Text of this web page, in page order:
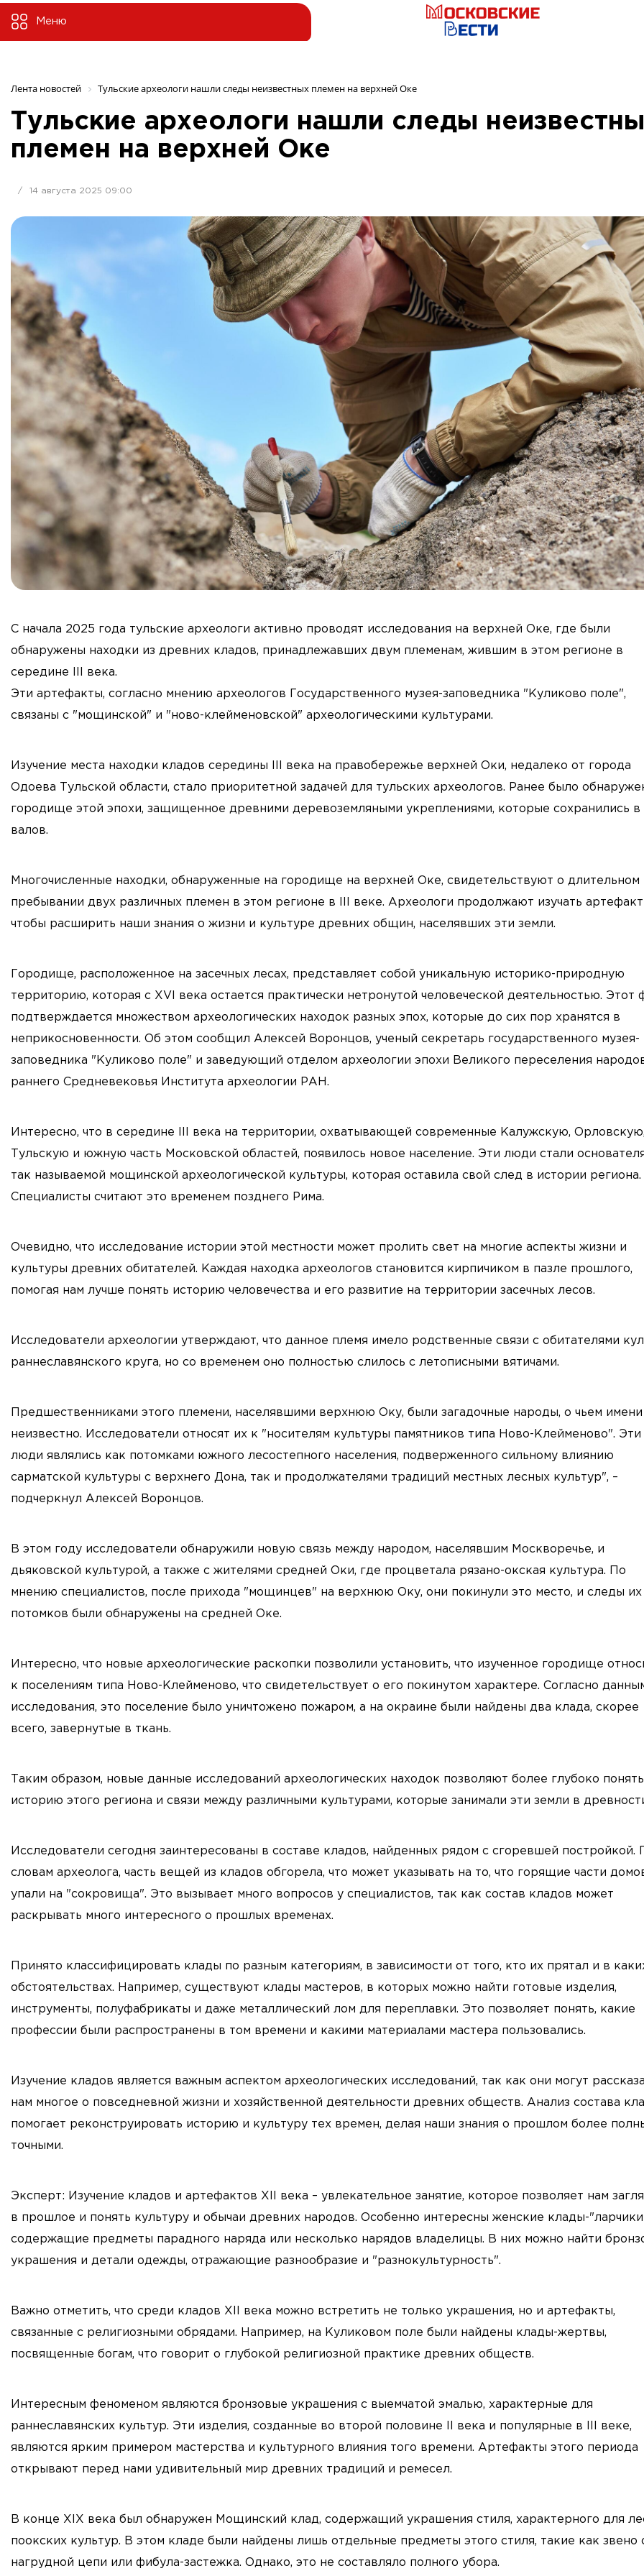
Меню
Лента новостей Тульские археологи нашли следы неизвестных племен на верхней Оке
Тульские археологи нашли следы
племен на верхней Оке
/ 14 августа 2025 09:00
С начала 2025 года тульские археологи активно проводят исследования на верхней Оке, где были
обнаружены находки из древних кладов, принадлежавших двум племенам, жившим в этом регионе в
середине III века.
Эти артефакты, согласно мнению археологов Государственного музея-заповедника "Куликово поле",
связаны с "мощинской" и "ново-клейменовской" археологическими культурами.
Изучение места находки кладов середины III века на правобережье верхней Оки, недалеко от города
Одоева Тульской области, стало приоритетной задачей для тульских археологов. Ранее было
городище этой эпохи, защищенное древними деревоземляными укреплениями, которые сохранились в
валов.
Многочисленные находки, обнаруженные на городище на верхней Оке, свидетельствуют о длительном
пребывании двух различных племен в этом регионе в III веке. Археологи продолжают изучать
чтобы расширить наши знания о жизни и культуре древних общин, населявших эти земли.
Городище, расположенное на засечных лесах, представляет собой уникальную историко-природную
территорию, которая с XVI века остается практически нетронутой человеческой деятельностью. Этот
подтверждается множеством археологических находок разных эпох, которые до сих пор хранятся в
неприкосновенности. Об этом сообщил Алексей Воронцов, ученый секретарь государственного музея-
заповедника "Куликово поле" и заведующий отделом археологии эпохи Великого переселения
раннего Средневековья Института археологии РАН.
Интересно, что в середине III века на территории, охватывающей современные Калужскую, Орловскую,
Тульскую и южную часть Московской областей, появилось новое население. Эти люди стали
так называемой мощинской археологической культуры, которая оставила свой след в истории региона.
Специалисты считают это временем позднего Рима.
Очевидно, что исследование истории этой местности может пролить свет на многие аспекты жизни и
культуры древних обитателей. Каждая находка археологов становится кирпичиком в пазле прошлого,
помогая нам лучше понять историю человечества и его развитие на территории засечных лесов.
Исследователи археологии утверждают, что данное племя имело родственные связи с обитателями
раннеславянского круга, но со временем оно полностью слилось с летописными вятичами.
Предшественниками этого племени, населявшими верхнюю Оку, были загадочные народы, о чьем имени
неизвестно. Исследователи относят их к "носителям культуры памятников типа Ново-Клейменово". Эти
люди являлись как потомками южного лесостепного населения, подверженного сильному влиянию
сарматской культуры с верхнего Дона, так и продолжателями традиций местных лесных культур", –
подчеркнул Алексей Воронцов.
В этом году исследователи обнаружили новую связь между народом, населявшим Москворечье, и
дьяковской культурой, а также с жителями средней Оки, где процветала рязано-окская культура. По
мнению специалистов, после прихода "мощинцев" на верхнюю Оку, они покинули это место, и следы их
потомков были обнаружены на средней Оке.
Интересно, что новые археологические раскопки позволили установить, что изученное городище
к поселениям типа Ново-Клейменово, что свидетельствует о его покинутом характере. Согласно
исследования, это поселение было уничтожено пожаром, а на окраине были найдены два клада, скорее
всего, завернутые в ткань.
Таким образом, новые данные исследований археологических находок позволяют более глубоко понять
историю этого региона и связи между различными культурами, которые занимали эти земли в
Исследователи сегодня заинтересованы в составе кладов, найденных рядом с сгоревшей постройкой.
словам археолога, часть вещей из кладов обгорела, что может указывать на то, что горящие части
упали на "сокровища". Это вызывает много вопросов у специалистов, так как состав кладов может
раскрывать много интересного о прошлых временах.
Принято классифицировать клады по разным категориям, в зависимости от того, кто их прятал и в
обстоятельствах. Например, существуют клады мастеров, в которых можно найти готовые изделия,
инструменты, полуфабрикаты и даже металлический лом для переплавки. Это позволяет понять, какие
профессии были распространены в том времени и какими материалами мастера пользовались.
Изучение кладов является важным аспектом археологических исследований, так как они могут
нам многое о повседневной жизни и хозяйственной деятельности древних обществ. Анализ состава
помогает реконструировать историю и культуру тех времен, делая наши знания о прошлом более
точными.
Эксперт: Изучение кладов и артефактов XII века – увлекательное занятие, которое позволяет нам
в прошлое и понять культуру и обычаи древних народов. Особенно интересны женские клады-
содержащие предметы парадного наряда или несколько нарядов владелицы. В них можно найти
украшения и детали одежды, отражающие разнообразие и "разнокультурность".
Важно отметить, что среди кладов XII века можно встретить не только украшения, но и артефакты,
связанные с религиозными обрядами. Например, на Куликовом поле были найдены клады-жертвы,
посвященные богам, что говорит о глубокой религиозной практике древних обществ.
Интересным феноменом являются бронзовые украшения с выемчатой эмалью, характерные для
раннеславянских культур. Эти изделия, созданные во второй половине II века и популярные в III веке,
являются ярким примером мастерства и культурного влияния того времени. Артефакты этого периода
открывают перед нами удивительный мир древних традиций и ремесел.
В конце XIX века был обнаружен Мощинский клад, содержащий украшения стиля, характерного для
поокских культур. В этом кладе были найдены лишь отдельные предметы этого стиля, такие как звено
нагрудной цепи или фибула-застежка. Однако, это не составляло полного убора.